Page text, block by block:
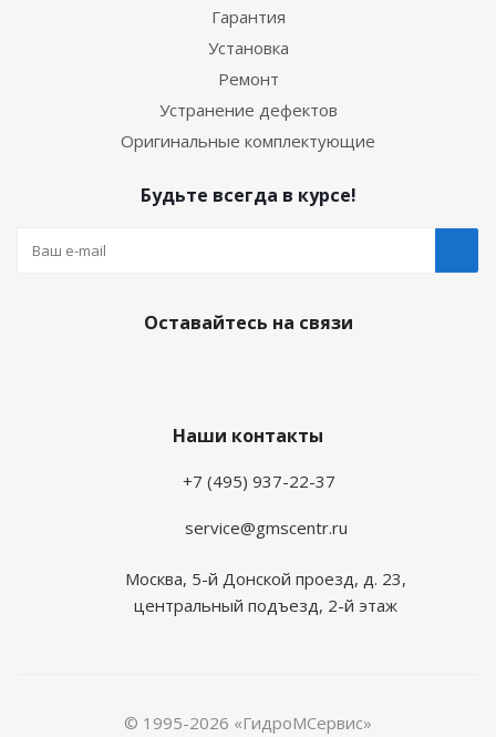
Гарантия
Установка
Ремонт
Устранение дефектов
Оригинальные комплектующие
Будьте всегда в курсе!
Оставайтесь на связи
Наши контакты
+7 (495) 937-22-37
service@gmscentr.ru
Москва, 5-й Донской проезд, д. 23,
центральный подъезд, 2-й этаж
© 1995-2026 «ГидроМСервис»